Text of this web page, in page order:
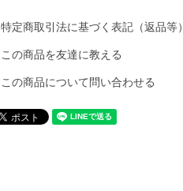
特定商取引法に基づく表記（返品等）
この商品を友達に教える
この商品について問い合わせる